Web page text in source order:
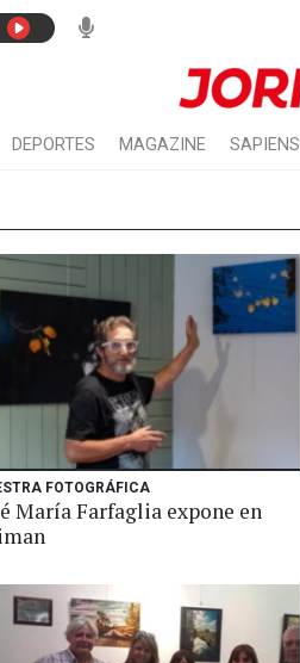
DEPORTES MAGAZINE SAPIENS
FOTOGRÁFICA
María Farfaglia expone en